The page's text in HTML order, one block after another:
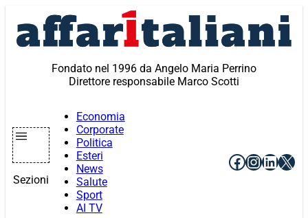
contenuto
Fondato nel 1996 da Angelo Maria Perrino
Direttore responsabile Marco Scotti
Sezioni
Economia
Corporate
Politica
Esteri
News
Salute
Sport
AI TV
Facebook
X